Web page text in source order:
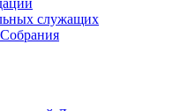
служащих